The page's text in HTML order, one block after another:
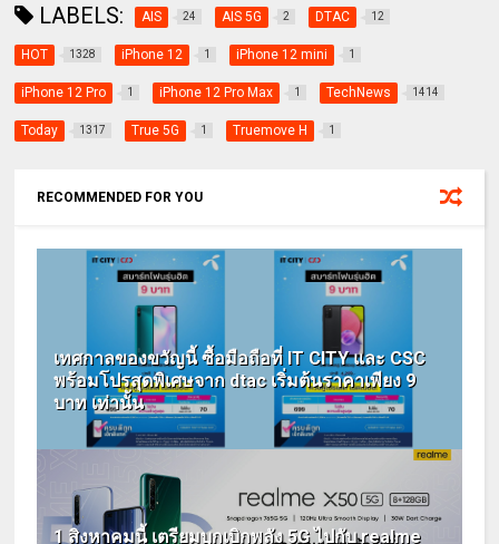
LABELS: AIS 24 AIS 5G 2 DTAC 12
HOT 1328 iPhone 12 1 iPhone 12 mini 1
iPhone 12 Pro 1 iPhone 12 Pro Max 1 TechNews 1414
Today 1317 True 5G 1 Truemove H 1
RECOMMENDED FOR YOU
เทศกาลของขวัญนี้ ซื้อมือถือที่ IT CITY และ CSC
พร้อมโปรสุดพิเศษจาก dtac เริ่มต้นราคาเพียง 9
บาท เท่านั้น
1 สิงหาคมนี้ เตรียมบุกเบิกพลัง 5G ไปกับ realme